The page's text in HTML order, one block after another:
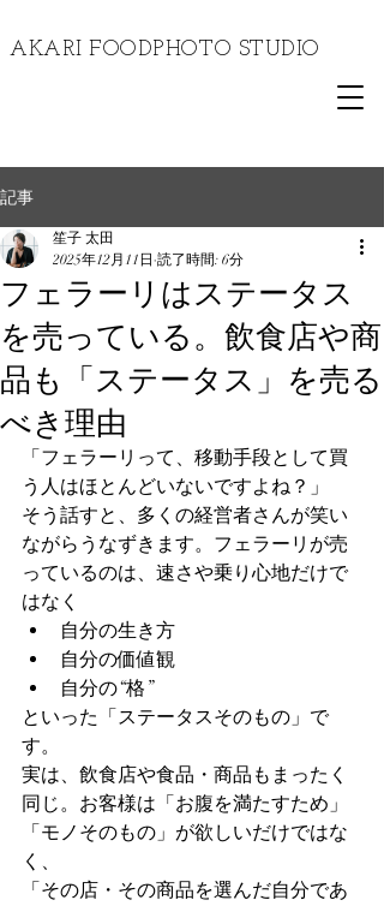
​AKARI FOODPHOTO STUDIO
記事
フェラーリはステータス
を売っている。飲食店や商
品も「ステータス」を売る
べき理由
笙子 太田
2025年12月11日 読了時間: 6分
「フェラーリって、移動手段として買
う人はほとんどいないですよね？」
そう話すと、多くの経営者さんが笑い
ながらうなずきます。フェラーリが売
っているのは、速さや乗り心地だけで
はなく
自分の生き方
自分の価値観
自分の“格”
といった「ステータスそのもの」で
す。
実は、飲食店や食品・商品もまったく
同じ。お客様は「お腹を満たすため」
「モノそのもの」が欲しいだけではな
く、
「その店・その商品を選んだ自分であ